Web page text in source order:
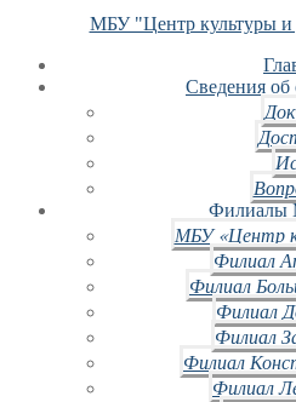
МБУ "Центр культуры и
Сведения об
МБУ «Центр
Филиал
Филиал
Филиал
Филиал
Филиал
Филиал